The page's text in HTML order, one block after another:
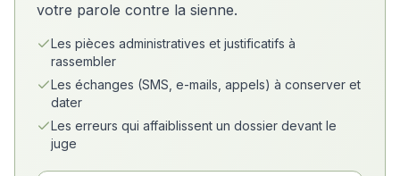
votre parole contre la sienne.
Les pièces administratives et justificatifs à
rassembler
Les échanges (SMS, e-mails, appels) à conserver et
dater
Les erreurs qui affaiblissent un dossier devant le
juge